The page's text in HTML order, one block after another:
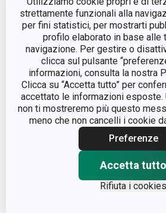
strettamente funzionali alla
per fini statistici, per mostrarti
profilo elaborato in base alle
navigazione. Per gestire o
clicca sul pulsante
informazioni, consulta la nostra
Clicca su “Accetta tutto” per
accettato le informazioni esposte.
non ti mostreremo più questo
meno che non cancelli i cookie
Preferenze
Accetta tutto
Rifiuta i cookies
Caffettiera PALOMA,
3 tazze